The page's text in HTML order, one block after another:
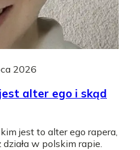
2026
alter ego i skąd
jest to alter ego rapera,
w polskim rapie.